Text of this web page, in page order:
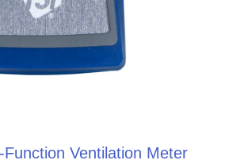
Function Ventilation Meter